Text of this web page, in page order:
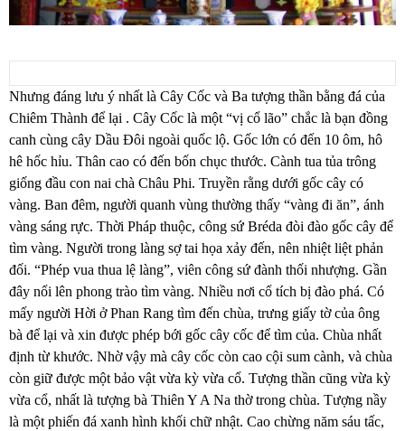
Nhưng đáng lưu ý nhất là Cây Cốc và Ba tượng thần bằng đá của
Chiêm Thành để lại . Cây Cốc là một “vị cổ lão” chắc là bạn đồng
canh cùng cây Dầu Đôi ngoài quốc lộ. Gốc lớn có đến 10 ôm, hô
hê hốc hỉu. Thân cao có đến bốn chục thước. Cành tua tủa trông
giống đầu con nai chà Châu Phi. Truyền rằng dưới gốc cây có
vàng. Ban đêm, người quanh vùng thường thấy “vàng đi ăn”, ánh
vàng sáng rực. Thời Pháp thuộc, công sứ Bréda đòi đào gốc cây để
tìm vàng. Người trong làng sợ tai họa xảy đến, nên nhiệt liệt phản
đối. “Phép vua thua lệ làng”, viên công sứ đành thối nhượng. Gần
đây nổi lên phong trào tìm vàng. Nhiều nơi cổ tích bị đào phá. Có
mấy người Hời ở Phan Rang tìm đến chùa, trưng giấy tờ của ông
bà để lại và xin được phép bới gốc cây cốc để tìm của. Chùa nhất
định từ khước. Nhờ vậy mà cây cốc còn cao cội sum cành, và chùa
còn giữ được một bảo vật vừa kỳ vừa cổ. Tượng thần cũng vừa kỳ
vừa cổ, nhất là tượng bà Thiên Y A Na thờ trong chùa. Tượng nầy
là một phiến đá xanh hình khối chữ nhật. Cao chừng năm sáu tấc,